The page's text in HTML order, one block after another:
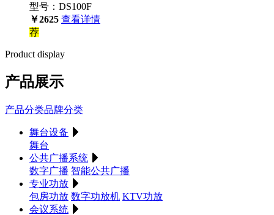
型号：DS100F
￥2625 查看详情
荐
Product display
产品展示
产品分类品牌分类
舞台设备
舞台
公共广播系统
数字广播 智能公共广播
专业功放
包房功放 数字功放机 KTV功放
会议系统